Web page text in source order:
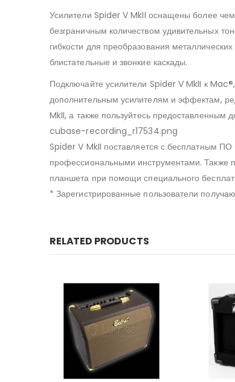
Усилители Spider V MkII оснащены более
безграничным количеством удивительных
гибкости для преобразования
блистательные и звонкие каскады.
Подключайте усилители Spider V MkII к
дополнительным усилителям и эффектам,
MkII, а также пользуйтесь предоставленным
cubase-recording_r17534.png
Spider V MkII поставляется с бесплатным
профессиональными инструментами. Также
планшета при помощи специального
* Зарегистрированные пользователи
RELATED PRODUCTS